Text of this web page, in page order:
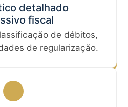
detalhado
fiscal
de débitos,
de regularização.